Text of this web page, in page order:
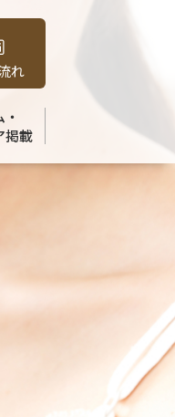
れ
掲載